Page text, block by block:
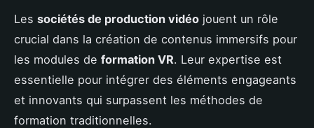
Les sociétés de production vidéo jouent un rôle
crucial dans la création de contenus immersifs pour
les modules de formation VR. Leur expertise est
essentielle pour intégrer des éléments engageants
et innovants qui surpassent les méthodes de
formation traditionnelles.